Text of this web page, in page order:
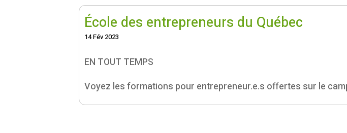
École des entrepreneurs du Québec
14 Fév 2023
EN TOUT TEMPS
Voyez les formations pour entrepreneur.e.s offertes sur le